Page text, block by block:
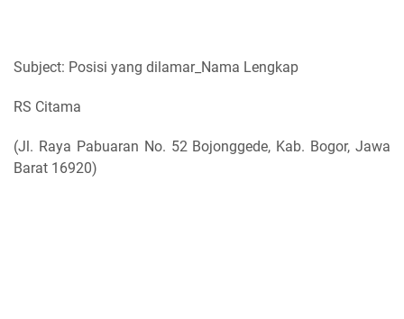
Subject: Posisi yang dilamar_Nama Lengkap
RS Citama
(Jl. Raya Pabuaran No. 52 Bojonggede, Kab. Bogor, Jawa
Barat 16920)